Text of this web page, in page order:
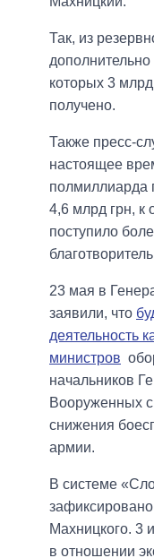
Так, из
которых 3
получено.
Также пресс-
настоящее
полмиллиарда
4,6 млрд грн, к
поступило
23 мая в
заявили, что
деятельность
министров
начальников
Вооруженных
снижения
армии.
В системе
зафиксировано
Махницкого. 3
в отношении